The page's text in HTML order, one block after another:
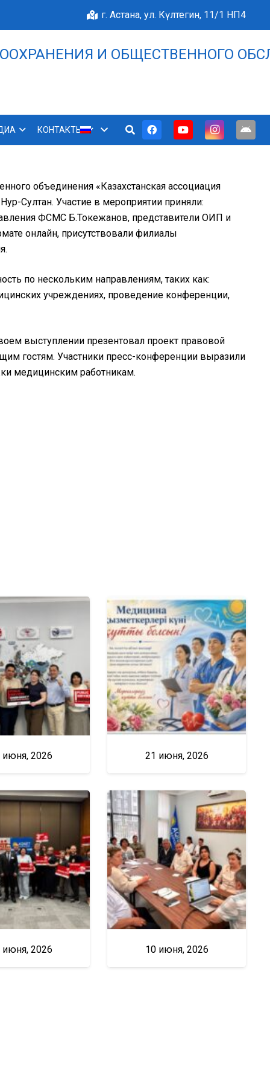
г. Астана, ул. Күлтегин, 11/1 НП4
И ОБЩЕСТВЕННОГО
КОНТАКТЫ
объединения «Казахстанская ассоциация
Султан. Участие в мероприятии приняли:
ФСМС Б.Токежанов, представители ОИП и
онлайн, присутствовали филиалы
по нескольким направлениям, таких как:
учреждениях, проведение конференции,
выступлении презентовал проект правовой
гостям. Участники пресс-конференции выразили
медицинским работникам.
июня, 2026 21 июня, 2026
июня, 2026 10 июня, 2026